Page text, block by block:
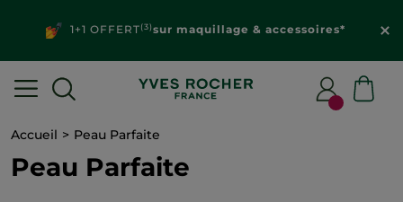
1+1 OFFERT(3)sur maquillage & accessoires*
Accueil Peau Parfaite
Peau Parfaite